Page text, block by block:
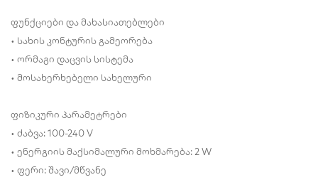
ფუნქციები და მახასიათებლები
• სახის კონტურის გამეორება
• ორმაგი დაცვის სისტემა
• მოსახერხებელი სახელური
ფიზიკური პარამეტრები
• ძაბვა: 100-240 V
• ენერგიის მაქსიმალური მოხმარება: 2 W
• ფერი: შავი/მწვანე